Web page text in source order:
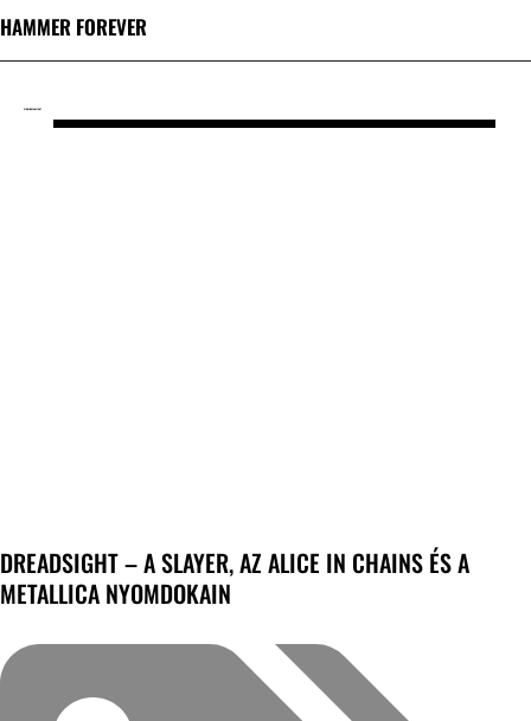
HAMMER FOREVER
DREADSIGHT – A SLAYER, AZ ALICE IN CHAINS ÉS A
METALLICA NYOMDOKAIN